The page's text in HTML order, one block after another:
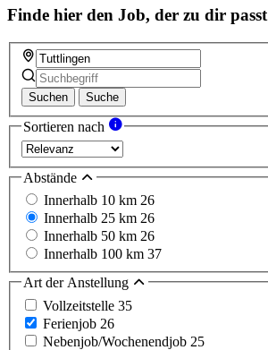
Finde hier den Job, der zu dir passt
Suchen Suche
Sortieren nach
Abstände
Innerhalb 10 km 26
Innerhalb 25 km 26
Innerhalb 50 km 26
Innerhalb 100 km 37
Art der Anstellung
Vollzeitstelle 35
Ferienjob 26
Nebenjob/Wochenendjob 25